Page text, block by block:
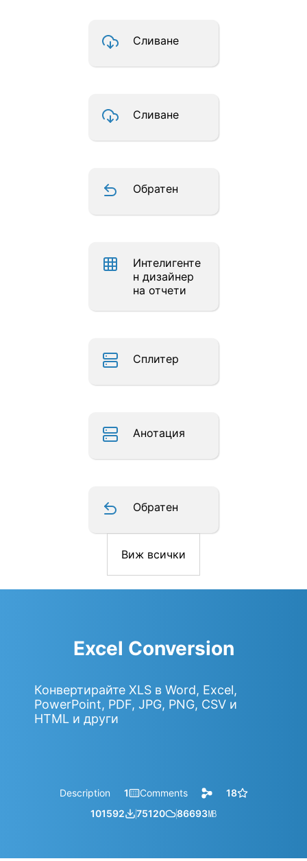
Сливане
Сливане
Обратен
Интелигенте
н дизайнер
на отчети
Сплитер
Анотация
Обратен
Виж всички
Excel Conversion
Конвертирайте XLS в Word, Excel,
PowerPoint, PDF, JPG, PNG, CSV и
HTML и други
Description 1 Comments
18
101592
75120 86693㎆︎